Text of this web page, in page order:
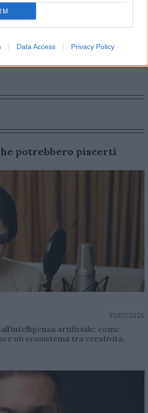
Data Access Privacy Policy
risultati superiori in termini di
potrebbero piacerti
31/07/2026
artificiale: come
un ecosistema tra creatività,